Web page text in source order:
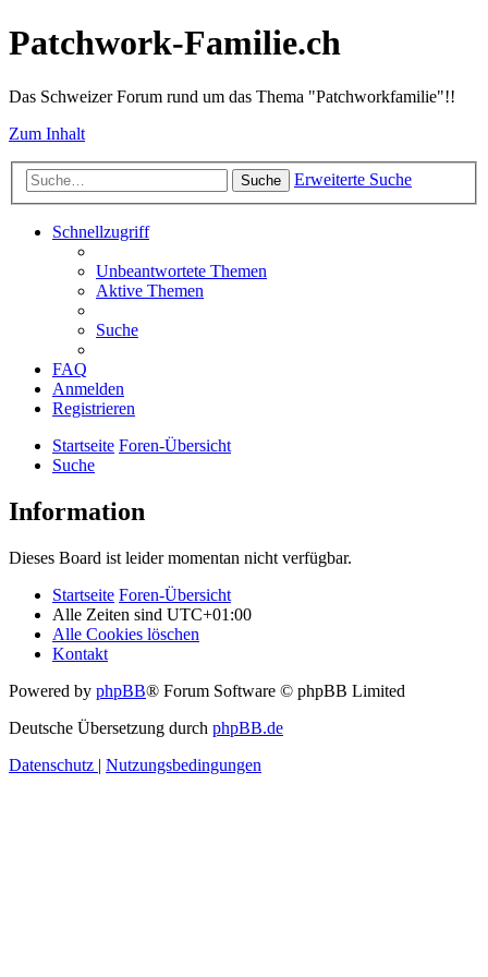
Patchwork-Familie.ch
Das Schweizer Forum rund um das Thema "Patchworkfamilie"!!
Zum Inhalt
Suche Erweiterte Suche
Schnellzugriff
Unbeantwortete Themen
Aktive Themen
Suche
FAQ
Anmelden
Registrieren
Startseite Foren-Übersicht
Suche
Information
Dieses Board ist leider momentan nicht verfügbar.
Startseite Foren-Übersicht
Alle Zeiten sind UTC+01:00
Alle Cookies löschen
Kontakt
Powered by phpBB® Forum Software © phpBB Limited
Deutsche Übersetzung durch phpBB.de
Datenschutz | Nutzungsbedingungen